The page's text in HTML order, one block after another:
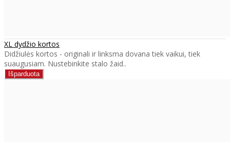
XL dydžio kortos
Didžiulės kortos - originali ir linksma dovana tiek vaikui, tiek
suaugusiam. Nustebinkite stalo žaid..